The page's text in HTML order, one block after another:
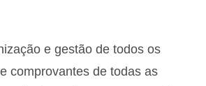
e gestão de todos os
comprovantes de todas as